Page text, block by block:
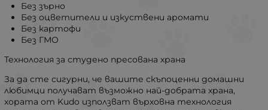
Без зърно
Без оцветители и изкуствени аромати
Без картофи
Без ГМО
Технология за студено пресована храна
За да сте сигурни, че вашите скъпоценни домашни
любимци получават възможно най-добрата храна,
хората от Kudo използват върховна технология